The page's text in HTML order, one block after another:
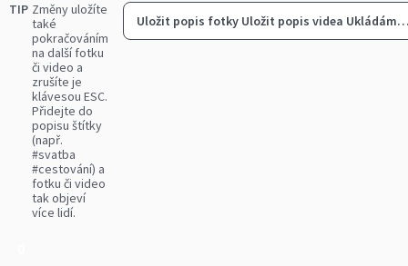
TIP Změny uložíte
také
pokračováním
na další fotku
či video a
zrušíte je
klávesou ESC.
Přidejte do
popisu štítky
(např.
#svatba
#cestování) a
fotku či video
tak objeví
více lidí.
Uložit popis fotky Uložit popis videa